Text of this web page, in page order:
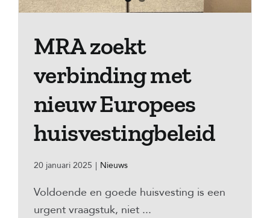
MRA zoekt
verbinding met
nieuw Europees
huisvestingbeleid
20 januari 2025 | Nieuws
Voldoende en goede huisvesting is een
urgent vraagstuk, niet ...